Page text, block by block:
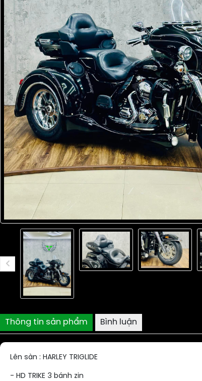
Thông tin sản phẩm Bình luận
Lên sàn : HARLEY TRIGLIDE
- HD TRIKE 3 bánh zin